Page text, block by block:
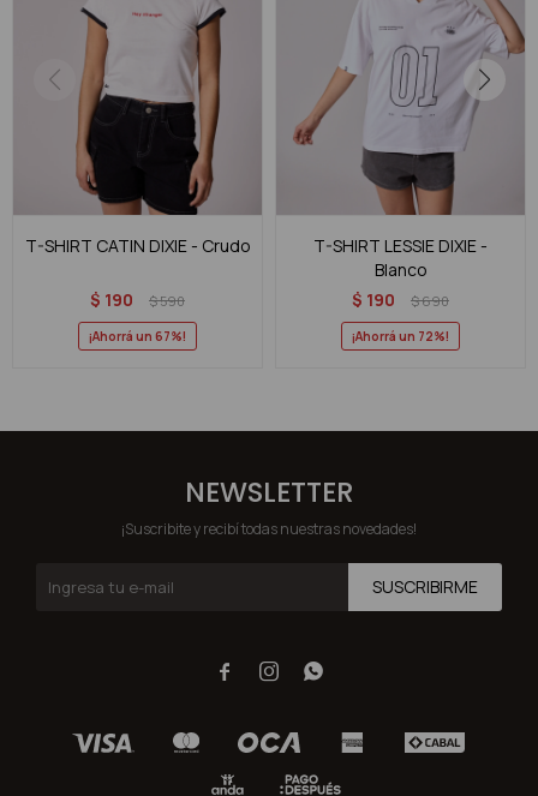
T-SHIRT CATIN DIXIE - Crudo
$ 190 $590
67
T-SHIRT LESSIE DIXIE -
Blanco
$ 190 $690
72
NEWSLETTER
¡Suscribite y recibí todas nuestras novedades!
SUSCRIBIRME
  